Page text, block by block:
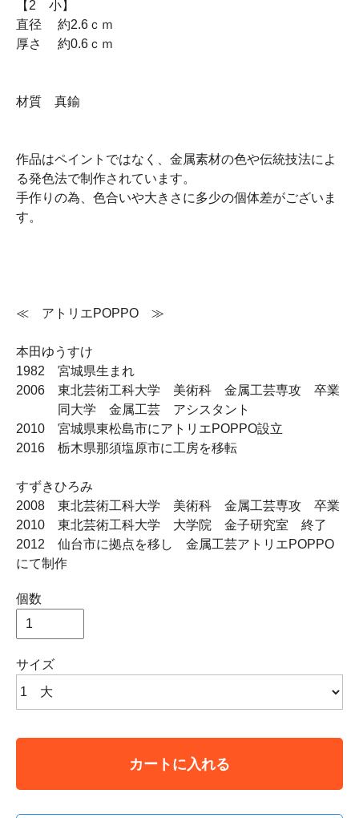
【2 小】
直径 約2.6ｃｍ
厚さ 約0.6ｃｍ
材質 真鍮
作品はペイントではなく、金属素材の色や伝統技法によ
る発色法で制作されています。
手作りの為、色合いや大きさに多少の個体差がございま
す。
≪ アトリエPOPPO ≫
本田ゆうすけ
1982 宮城県生まれ
2006 東北芸術工科大学 美術科 金属工芸専攻 卒業
同大学 金属工芸 アシスタント
2010 宮城県東松島市にアトリエPOPPO設立
2016 栃木県那須塩原市に工房を移転
すずきひろみ
2008 東北芸術工科大学 美術科 金属工芸専攻 卒業
2010 東北芸術工科大学 大学院 金子研究室 終了
2012 仙台市に拠点を移し 金属工芸アトリエPOPPO
にて制作
個数
サイズ
カートに入れる